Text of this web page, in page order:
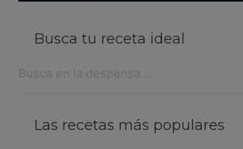
Busca tu receta ideal
Las recetas más populares